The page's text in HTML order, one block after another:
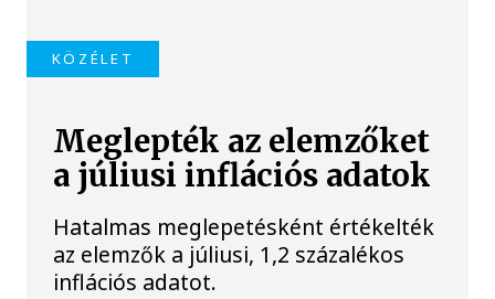
KÖZÉLET
Meglepték az elemzőket
a júliusi inflációs adatok
Hatalmas meglepetésként értékelték
az elemzők a júliusi, 1,2 százalékos
inflációs adatot.